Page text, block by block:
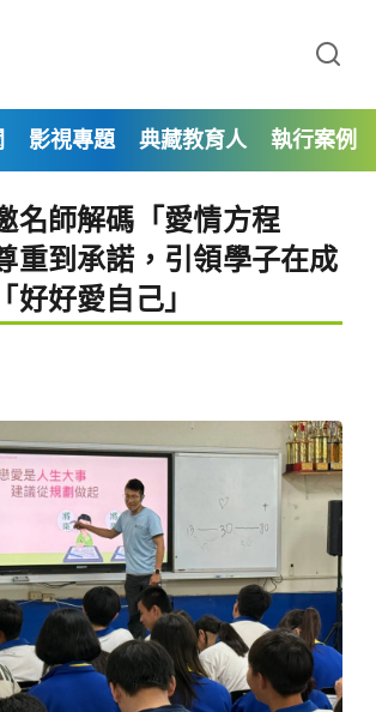
影視專題 典藏教育人 執行案例
名師解碼「愛情方程
重到承諾，引領學子在成
好好愛自己」